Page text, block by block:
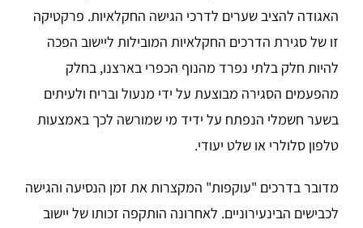
האגודה להציב שערים לדרכי הגישה החקלאיות. פרקטיקה
זו של סגירת הדרכים החקלאיות המובילות ליישוב הפכה
להיות חלק בלתי נפרד מהנוף הכפרי בארצנו, בחלק
מהפעמים הסגירה מבוצעת על ידי מנעול ובריח ולעיתים
בשער חשמלי הנפתח על ידיד מי שמורשה לכך באמצעות
טלפון סלולרי או שלט יעודי.
מדובר בדרכים "עוקפות" המקצרות את זמן הנסיעה והגישה
לכבישים הבינעירוניים. לאחרונה הותקפה זכותו של יישוב